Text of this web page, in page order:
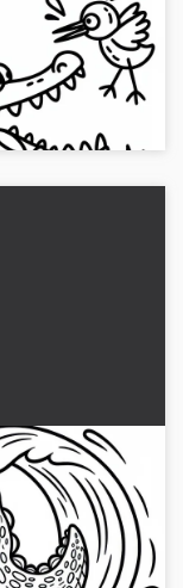
joka on
- Ilmainen
ja väritä se!...
vedessä –
ilmaiseksi
värityskuvaa.
tuo väri peliin!...